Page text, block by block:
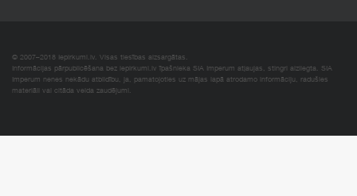
© 2007–2018 Iepirkumi.lv. Visas tiesības aizsargātas.
Informācijas pārpublicēšana bez iepirkumi.lv īpašnieka SIA Imperum atļaujas, stingri aizliegta. SIA
Imperum nenes nekādu atbildību, ja, pamatojoties uz mājas lapā atrodamo informāciju, radušies
materiāli vai citāda veida zaudējumi.